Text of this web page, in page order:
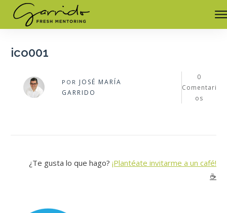
ico001
POR JOSÉ MARÍA
GARRIDO
0
Comentari
os
¿Te gusta lo que hago? ¡Plantéate invitarme a un café!
☕️